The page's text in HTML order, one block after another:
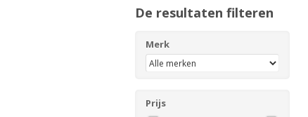
De resultaten filteren
Merk
Prijs